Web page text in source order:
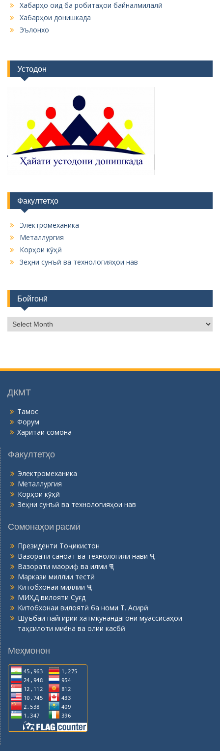
Хабарҳо оид ба робитаҳои байналмилалӣ
Хабарҳои донишкада
Эълонхо
Устодон
Факултетҳо
Электромеханика
Металлургия
Корҳои кӯҳӣ
Зеҳни сунъӣ ва технологияҳои нав
Бойгонӣ
о
н
ДКМТ
Тамос
Форум
Харитаи сомона
Факултетҳо
Электромеханика
Металлургия
Корҳои кӯҳӣ
Зеҳни сунъӣ ва технологияҳои нав
Сомонаҳои расмӣ
Президенти Тоҷикистон
Вазорати саноат ва технологияи нави ҶТ
Вазорати маориф ва илми ҶТ
Маркази миллии тестӣ
Китобхонаи миллии ҶТ
МИҲД вилояти Суғд
Китобхонаи вилоятӣ ба номи Т. Асирӣ
Шуъбаи пайгирии хатмкунандагони муассисаҳои
таҳсилоти миёна ва олии касбӣ
Меҳмонон